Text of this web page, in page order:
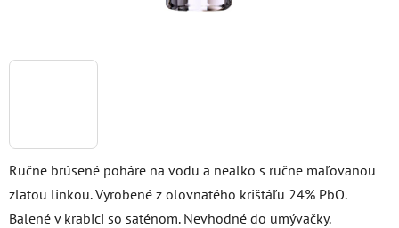
Ručne brúsené poháre na vodu a nealko s ručne maľovanou
zlatou linkou. Vyrobené z olovnatého krištáľu 24% PbO.
Balené v krabici so saténom. Nevhodné do umývačky.